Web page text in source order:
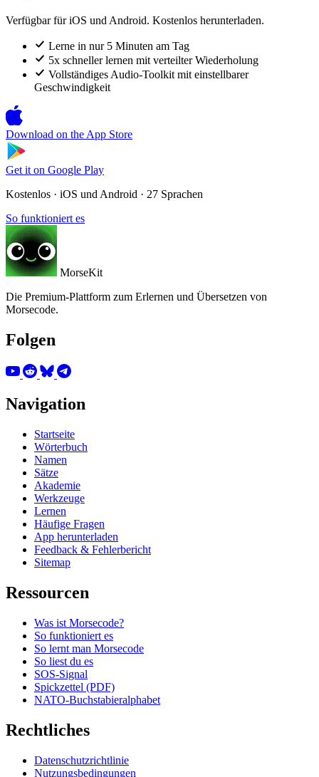
Verfügbar für iOS und Android. Kostenlos herunterladen.
Lerne in nur 5 Minuten am Tag
5x schneller lernen mit verteilter Wiederholung
Vollständiges Audio-Toolkit mit einstellbarer
Geschwindigkeit
Download on the App Store
Get it on Google Play
Kostenlos · iOS und Android · 27 Sprachen
So funktioniert es
MorseKit
Die Premium-Plattform zum Erlernen und Übersetzen von
Morsecode.
Folgen
Navigation
Startseite
Wörterbuch
Namen
Sätze
Akademie
Werkzeuge
Lernen
Häufige Fragen
App herunterladen
Feedback & Fehlerbericht
Sitemap
Ressourcen
Was ist Morsecode?
So funktioniert es
So lernt man Morsecode
So liest du es
SOS-Signal
Spickzettel (PDF)
NATO-Buchstabieralphabet
Rechtliches
Datenschutzrichtlinie
Nutzungsbedingungen